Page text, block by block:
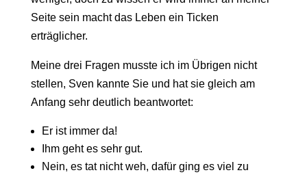
Seite sein macht das Leben ein Ticken
erträglicher.
Meine drei Fragen musste ich im Übrigen nicht
stellen, Sven kannte Sie und hat sie gleich am
Anfang sehr deutlich beantwortet:
Er ist immer da!
Ihm geht es sehr gut.
Nein, es tat nicht weh, dafür ging es viel zu